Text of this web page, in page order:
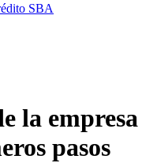
SBA
la empresa
pasos